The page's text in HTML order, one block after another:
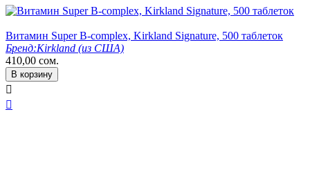
Витамин Super B-complex, Kirkland Signature, 500 таблеток
Бренд:Kirkland (из США)
410,00 сом.
В корзину

